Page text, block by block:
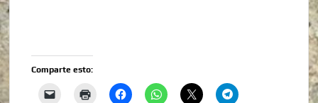
Comparte esto: